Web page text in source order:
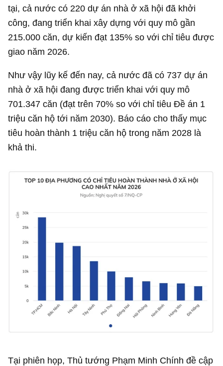
tại, cả nước có 220 dự án nhà ở xã hội đã khởi
công, đang triển khai xây dựng với quy mô gần
215.000 căn, dự kiến đạt 135% so với chỉ tiêu được
giao năm 2026.
Như vậy lũy kế đến nay, cả nước đã có 737 dự án
nhà ở xã hội đang được triển khai với quy mô
701.347 căn (đạt trên 70% so với chỉ tiêu Đề án 1
triệu căn hộ tới năm 2030). Báo cáo cho thấy mục
tiêu hoàn thành 1 triệu căn hộ trong năm 2028 là
khả thi.
Tại phiên họp, Thủ tướng Phạm Minh Chính đề cập